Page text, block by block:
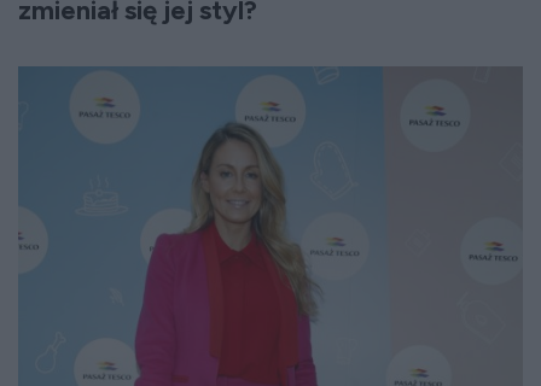
zmieniał się jej styl?